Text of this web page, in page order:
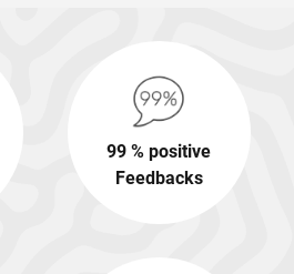
99 % positive
Feedbacks